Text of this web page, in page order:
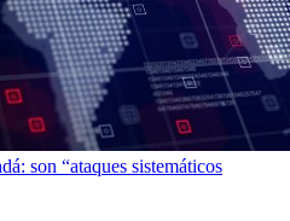
son “ataques sistemáticos